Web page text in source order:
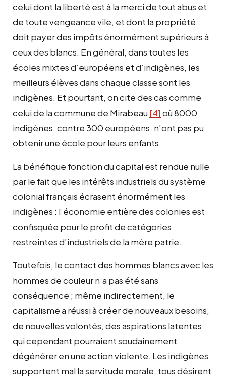
celui dont la liberté est à la merci de tout abus et
de toute vengeance vile, et dont la propriété
doit payer des impôts énormément supérieurs à
ceux des blancs. En général, dans toutes les
écoles mixtes d’européens et d’indigènes, les
meilleurs élèves dans chaque classe sont les
indigènes. Et pourtant, on cite des cas comme
celui de la commune de Mirabeau [4] où 8000
indigènes, contre 300 européens, n’ont pas pu
obtenir une école pour leurs enfants.
La bénéfique fonction du capital est rendue nulle
par le fait que les intérêts industriels du système
colonial français écrasent énormément les
indigènes : l’économie entière des colonies est
confisquée pour le profit de catégories
restreintes d’industriels de la mère patrie.
Toutefois, le contact des hommes blancs avec les
hommes de couleur n’a pas été sans
conséquence ; même indirectement, le
capitalisme a réussi à créer de nouveaux besoins,
de nouvelles volontés, des aspirations latentes
qui cependant pourraient soudainement
dégénérer en une action violente. Les indigènes
supportent mal la servitude morale, tous désirent